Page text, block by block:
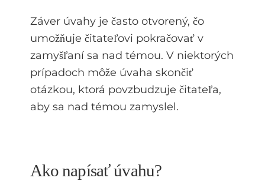
Záver úvahy je často otvorený, čo
umožňuje čitateľovi pokračovať v
zamyšľaní sa nad témou. V niektorých
prípadoch môže úvaha skončiť
otázkou, ktorá povzbudzuje čitateľa,
aby sa nad témou zamyslel.
Ako napísať úvahu?